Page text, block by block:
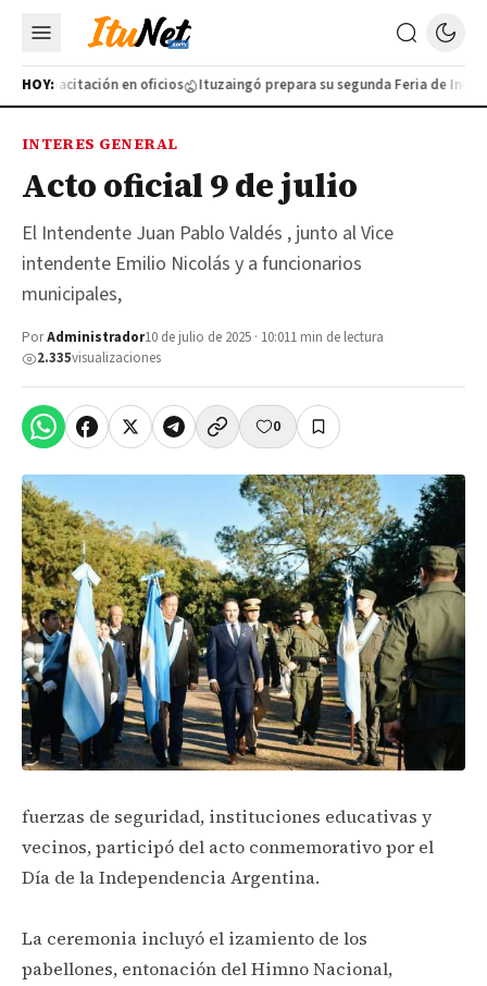
HOY:
capacitación en oficios Ituzaingó prepara su segunda Feria de
INTERES GENERAL
Acto oficial 9 de julio
El Intendente Juan Pablo Valdés , junto al Vice
intendente Emilio Nicolás y a funcionarios
municipales,
PorAdministrador10 de julio de 2025 · 10:011 min de lectura
2.335visualizaciones
0
fuerzas de seguridad, instituciones educativas y
vecinos, participó del acto conmemorativo por el
Día de la Independencia Argentina.
La ceremonia incluyó el izamiento de los
pabellones, entonación del Himno Nacional,